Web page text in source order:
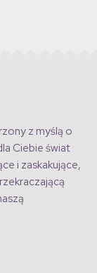
z myślą o
Ciebie świat
i zaskakujące,